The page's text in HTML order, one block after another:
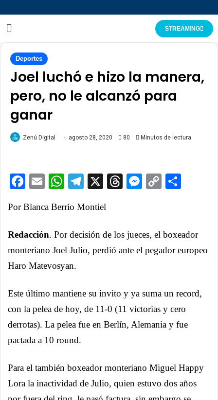
STREAMING
Deportes
Joel luchó e hizo la manera,
pero, no le alcanzó para
ganar
Zenú Digital agosto 28, 2020 80 Minutos de lectura
Facebook
EmailWhatsApp
Telegram
X ThreadsCopy
Por Blanca Berrío Montiel
Redacción. Por decisión de los jueces, el boxeador
monteriano Joel Julio, perdió ante el pegador europeo
Haro Matevosyan.
Este último mantiene su invito y ya suma un record,
con la pelea de hoy, de 11-0 (11 victorias y cero
derrotas). La pelea fue en Berlín, Alemania y fue
pactada a 10 round.
Para el también boxeador monteriano Miguel Happy
Lora la inactividad de Julio, quien estuvo dos años